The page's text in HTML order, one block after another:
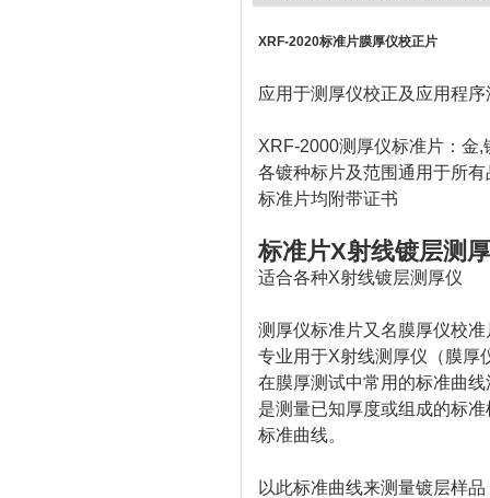
XRF-2020标准片膜厚仪校正片
应用于测厚仪校正及应用程序
XRF-2000测厚仪标准片：金
各镀种标片及范围通用于所
标准片均附带证书
标准片X射线镀层测
适合各种X射线镀层测厚仪
测厚仪标准片又名膜厚仪校准
专业用于X射线测厚仪（膜厚
在膜厚测试中常用的标准曲线
是测量已知厚度或组成的标
标准曲线。
以此标准曲线来测量镀层样